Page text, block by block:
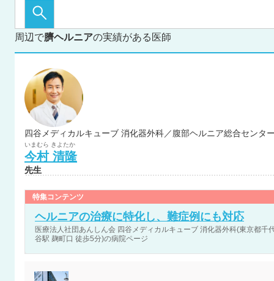
周辺で臍ヘルニアの実績がある医師
四谷メディカルキューブ 消化器外科／腹部ヘルニア総合センタ
いまむら きよたか
今村 清隆
先生
特集コンテンツ
ヘルニアの治療に特化し、難症例にも対応
医療法人社団あんしん会 四谷メディカルキューブ 消化器外科(東京都千
谷駅 麹町口 徒歩5分)の病院ページ